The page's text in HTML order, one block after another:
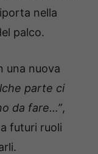
nella
palco.
una nuova
parte ci
da fare…”,
futuri ruoli